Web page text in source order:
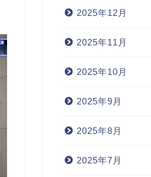
2025年12月
2025年11月
2025年10月
2025年9月
2025年8月
2025年7月